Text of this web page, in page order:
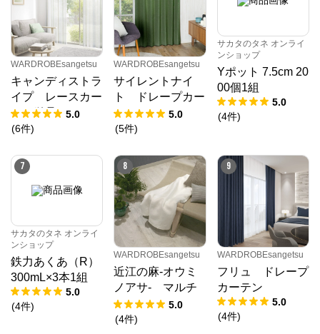
WARDROBEsangetsu
キャンディストラ
イプ レースカー
テン単品
5.0
(6件)
WARDROBEsangetsu
サイレントナイ
ト ドレープカー
テン
5.0
(5件)
サカタのタネ オンライ
ンショップ
Yポット 7.5cm 20
00個1組
5.0
(4件)
7
サカタのタネ オンライ
ンショップ
鉄力あくあ（R）
300mL×3本1組
5.0
(4件)
8
WARDROBEsangetsu
近江の麻-オウミ
ノアサ- マルチ
カバー
5.0
(4件)
9
WARDROBEsangetsu
フリュ ドレープ
カーテン
5.0
(4件)